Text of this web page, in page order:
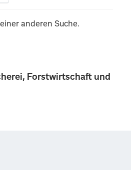
Forstwirtschaft und
anderen Suche.